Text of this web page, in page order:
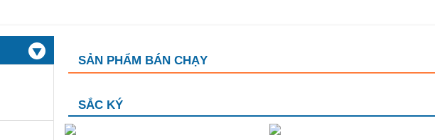
SẢN PHẨM BÁN CHẠY
SẮC KÝ